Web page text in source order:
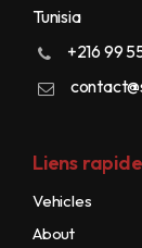
Tunisia
+216 99
Liens
Vehicles
About